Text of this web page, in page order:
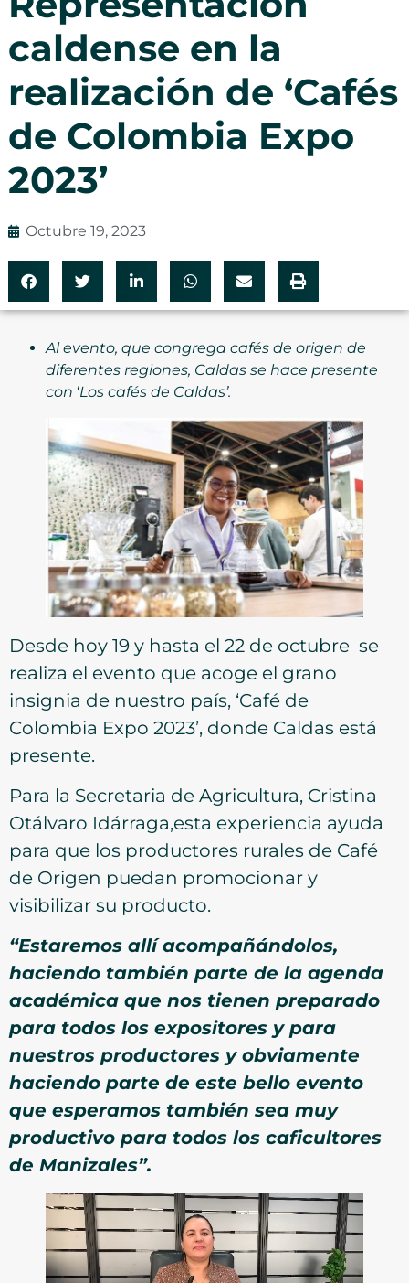
caldense en la
realización de ‘Cafés
de Colombia Expo
2023’
Octubre 19, 2023
Al evento, que congrega cafés de origen de
diferentes regiones, Caldas se hace presente
con ‘Los cafés de Caldas’.
Desde hoy 19 y hasta el 22 de octubre se
realiza el evento que acoge el grano
insignia de nuestro país, ‘Café de
Colombia Expo 2023’, donde Caldas está
presente.
Para la Secretaria de Agricultura, Cristina
Otálvaro Idárraga,esta experiencia ayuda
para que los productores rurales de Café
de Origen puedan promocionar y
visibilizar su producto.
“Estaremos allí acompañándolos,
haciendo también parte de la agenda
académica que nos tienen preparado
para todos los expositores y para
nuestros productores y obviamente
haciendo parte de este bello evento
que esperamos también sea muy
productivo para todos los caficultores
de Manizales”.